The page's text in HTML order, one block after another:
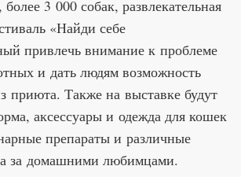
3 000 собак, развлекательная
«Найди себе
привлечь внимание к проблеме
и дать людям возможность
приюта. Также на выставке будут
аксессуары и одежда для кошек
препараты и различные
за домашними любимцами.